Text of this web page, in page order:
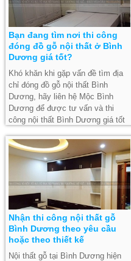
Bạn đang tìm nơi thi công
đóng đồ gỗ nội thất ở Bình
Dương giá tốt?
Khó khăn khi gặp vấn đề tìm địa
chỉ đóng đồ gỗ nội thất Bình
Dương, hãy liên hệ Mộc Bình
Dương để được tư vấn và thi
công nội thất Bình Dương giá tốt
Nhận thi công nội thất gỗ
Bình Dương theo yêu cầu
hoặc theo thiết kế
Nội thất gỗ tại Bình Dương hiện